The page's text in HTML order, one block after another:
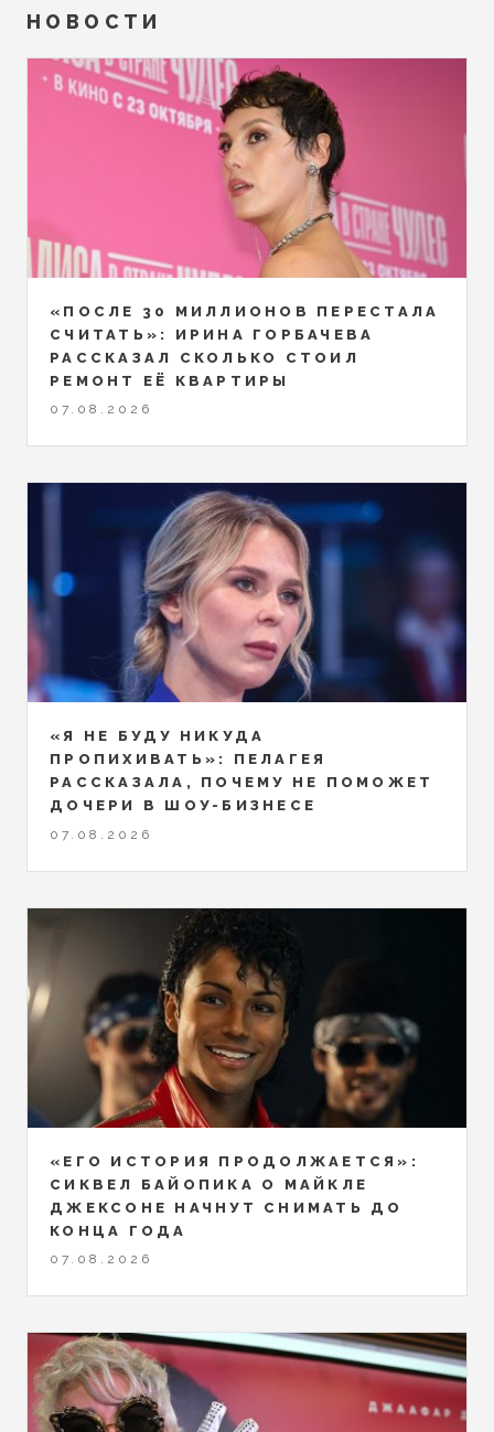
НОВОСТИ
«ПОСЛЕ 30 МИЛЛИОНОВ ПЕРЕСТАЛА
СЧИТАТЬ»: ИРИНА ГОРБАЧЕВА
РАССКАЗАЛ СКОЛЬКО СТОИЛ
РЕМОНТ ЕЁ КВАРТИРЫ
07.08.2026
«Я НЕ БУДУ НИКУДА
ПРОПИХИВАТЬ»: ПЕЛАГЕЯ
РАССКАЗАЛА, ПОЧЕМУ НЕ ПОМОЖЕТ
ДОЧЕРИ В ШОУ-БИЗНЕСЕ
07.08.2026
«ЕГО ИСТОРИЯ ПРОДОЛЖАЕТСЯ»:
СИКВЕЛ БАЙОПИКА О МАЙКЛЕ
ДЖЕКСОНЕ НАЧНУТ СНИМАТЬ ДО
КОНЦА ГОДА
07.08.2026